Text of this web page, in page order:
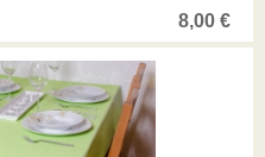
8,00 €